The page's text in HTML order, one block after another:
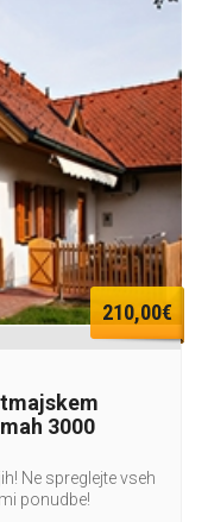
210,00€
3000
Ne spreglejte vseh
ponudbe!